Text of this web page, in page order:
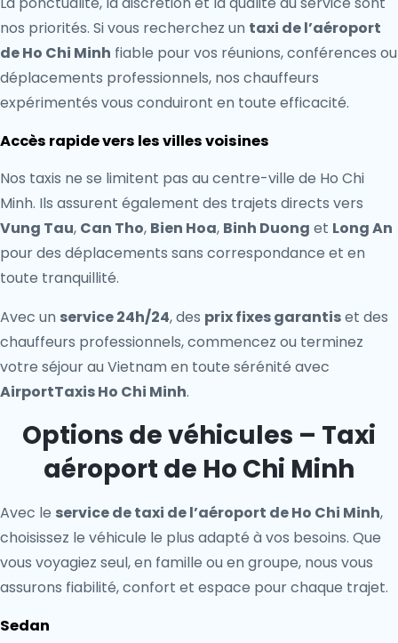
nos priorités. Si vous recherchez un taxi de l’aéroport
de Ho Chi Minh fiable pour vos réunions, conférences ou
déplacements professionnels, nos chauffeurs
expérimentés vous conduiront en toute efficacité.
Accès rapide vers les villes voisines
Nos taxis ne se limitent pas au centre-ville de Ho Chi
Minh. Ils assurent également des trajets directs vers
Vung Tau, Can Tho, Bien Hoa, Binh Duong et Long An
pour des déplacements sans correspondance et en
toute tranquillité.
Avec un service 24h/24, des prix fixes garantiset des
chauffeurs professionnels, commencez ou terminez
votre séjour au Vietnam en toute sérénité avec
AirportTaxis Ho Chi Minh.
Options de véhicules – Taxi
aéroport de Ho Chi Minh
Avec le service de taxi de l’aéroport de Ho Chi Minh,
choisissez le véhicule le plus adapté à vos besoins. Que
vous voyagiez seul, en famille ou en groupe, nous vous
assurons fiabilité, confort et espace pour chaque trajet.
Sedan